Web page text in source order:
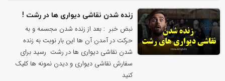
زنده شدن نقاشی دیواری ها در رشت !
نبض خبر : بعد از زنده شدن مجسمه و به
حرکت در آمدن آن ها این بار نوبت به زنده
شدن نقاشی دیواری ها در رشت رسید برای
سفارش نقاشی دیواری و دیدن نمونه ها کلیک
کنید